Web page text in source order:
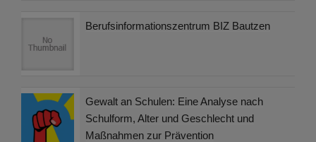
Berufsinformationszentrum BIZ Bautzen
Gewalt an Schulen: Eine Analyse nach
Schulform, Alter und Geschlecht und
Maßnahmen zur Prävention